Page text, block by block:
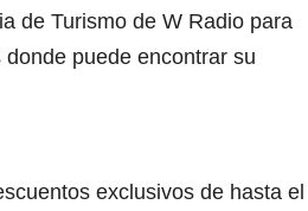
de Turismo de W Radio para
puede encontrar su
exclusivos de hasta el